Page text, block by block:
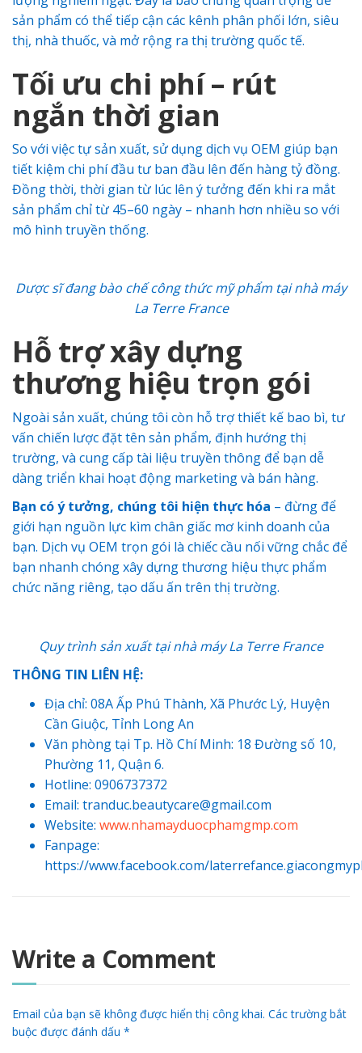
sản phẩm có thể tiếp cận các kênh phân phối lớn, siêu
thị, nhà thuốc, và mở rộng ra thị trường quốc tế.
Tối ưu chi phí – rút
ngắn thời gian
So với việc tự sản xuất, sử dụng dịch vụ OEM giúp bạn
tiết kiệm chi phí đầu tư ban đầu lên đến hàng tỷ đồng.
Đồng thời, thời gian từ lúc lên ý tưởng đến khi ra mắt
sản phẩm chỉ từ 45–60 ngày – nhanh hơn nhiều so với
mô hình truyền thống.
Dược sĩ đang bào chế công thức mỹ phẩm tại nhà máy
La Terre France
Hỗ trợ xây dựng
thương hiệu trọn gói
Ngoài sản xuất, chúng tôi còn hỗ trợ thiết kế bao bì, tư
vấn chiến lược đặt tên sản phẩm, định hướng thị
trường, và cung cấp tài liệu truyền thông để bạn dễ
dàng triển khai hoạt động marketing và bán hàng.
Bạn có ý tưởng, chúng tôi hiện thực hóa – đừng để
giới hạn nguồn lực kìm chân giấc mơ kinh doanh của
bạn. Dịch vụ OEM trọn gói là chiếc cầu nối vững chắc để
bạn nhanh chóng xây dựng thương hiệu thực phẩm
chức năng riêng, tạo dấu ấn trên thị trường.
Quy trình sản xuất tại nhà máy La Terre France
THÔNG TIN LIÊN HỆ:
Địa chỉ: 08A Ấp Phú Thành, Xã Phước Lý, Huyện
Cần Giuộc, Tỉnh Long An
Văn phòng tại Tp. Hồ Chí Minh: 18 Đường số 10,
Phường 11, Quận 6.
Hotline: 0906737372
Email: tranduc.beautycare@gmail.com
Website: www.nhamayduocphamgmp.com
Fanpage:
https://www.facebook.com/
Write a Comment
Email của bạn sẽ không được hiển thị công khai. Các trường bắt
buộc được đánh dấu *